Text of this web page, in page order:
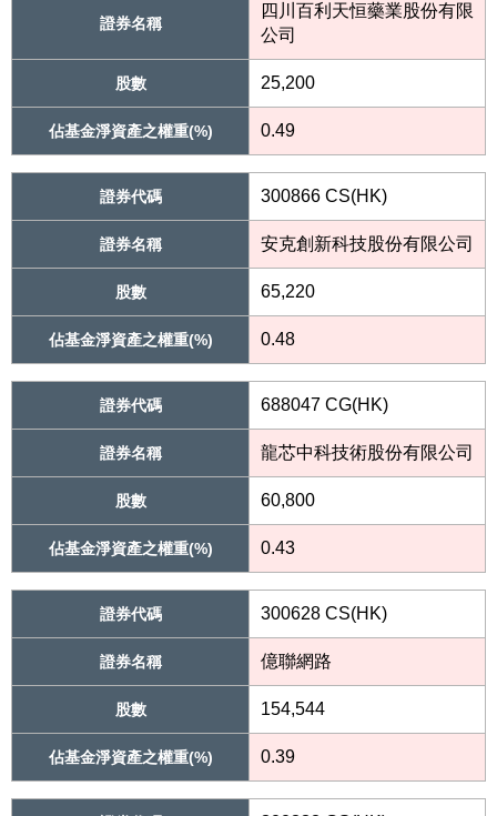
證券名稱
四川百利天恒藥業股份有限
公司
股數 25,200
佔基金淨資產之權重(%) 0.49
證券代碼 300866 CS(HK)
證券名稱 安克創新科技股份有限公司
股數 65,220
佔基金淨資產之權重(%) 0.48
證券代碼 688047 CG(HK)
證券名稱 龍芯中科技術股份有限公司
股數 60,800
佔基金淨資產之權重(%) 0.43
證券代碼 300628 CS(HK)
證券名稱 億聯網路
股數 154,544
佔基金淨資產之權重(%) 0.39